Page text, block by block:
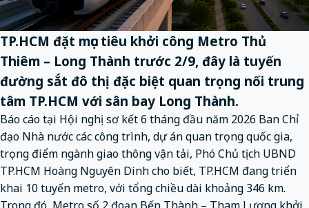
TP.HCM đặt mục tiêu khởi công Metro Thủ
Thiêm – Long Thành trước 2/9, đây là tuyến
đường sắt đô thị đặc biệt quan trọng nối trung
tâm TP.HCM với sân bay Long Thành.
Báo cáo tại Hội nghị sơ kết 6 tháng đầu năm 2026 Ban Chỉ
đạo Nhà nước các công trình, dự án quan trọng quốc gia,
trọng điểm ngànhgiao thôngvận tải, Phó Chủ tịch UBND
TP.HCM Hoàng Nguyên Dinh cho biết, TP.HCM đang triển
khai 10 tuyến metro, với tổng chiều dài khoảng 346 km.